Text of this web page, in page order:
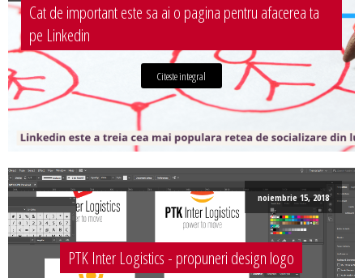
Cat de important este sa ai o pagina pentru afacerea ta
pe Linkedin
Citeste integral
noiembrie 15, 2018
PTK Inter Logistics - propuneri design logo